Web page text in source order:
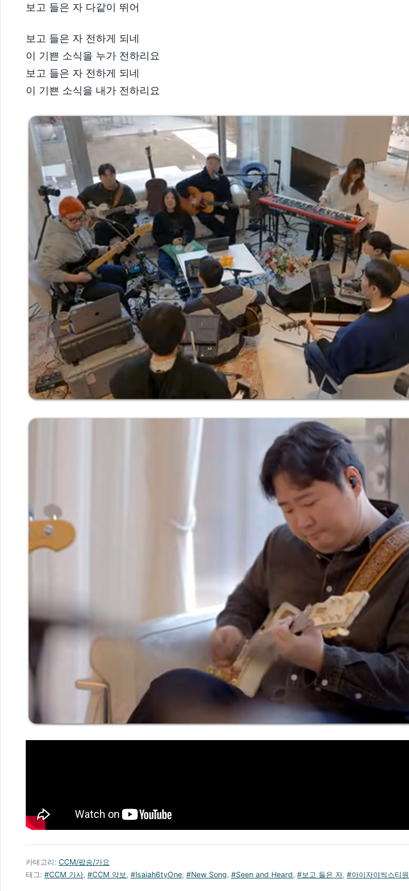
보고 들은 자 다같이 뛰어
보고 들은 자 전하게 되네
이 기쁜 소식을 누가 전하리요
보고 들은 자 전하게 되네
이 기쁜 소식을 내가 전하리요
카테고리: CCM/팝송/가요
태그: #CCM 가사, #CCM 악보, #Isaiah6tyOne, #New Song, #Seen and Heard, #보고 들은 자, #아이자야씩스티원